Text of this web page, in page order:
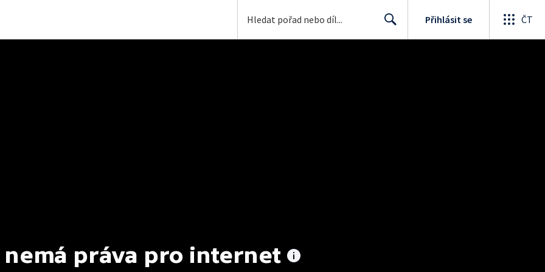
Přihlásit se ČT
nemá práva pro internet